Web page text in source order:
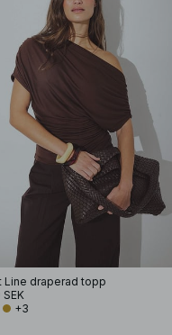
Line draperad topp
+3